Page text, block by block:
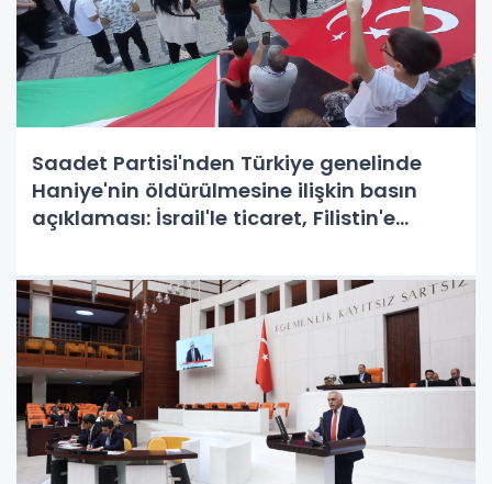
Saadet Partisi'nden Türkiye genelinde
Haniye'nin öldürülmesine ilişkin basın
açıklaması: İsrail'le ticaret, Filistin'e